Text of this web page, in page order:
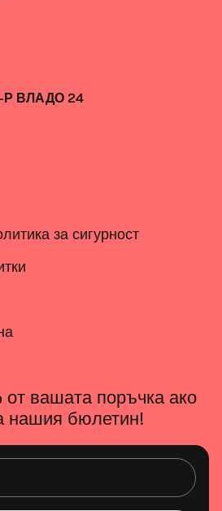
Р ВЛАДО 24
за сигурност
вашата поръчка ако
нашия бюлетин!